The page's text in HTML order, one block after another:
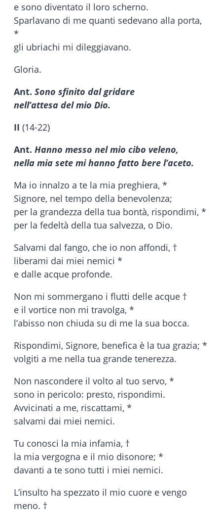
e sono diventato il loro scherno.
Sparlavano di me quanti sedevano alla porta,
*
gli ubriachi mi dileggiavano.
Gloria.
Ant. Sono sfinito dal gridare
nell’attesa del mio Dio.
II (14-22)
Ant. Hanno messo nel mio cibo veleno,
nella mia sete mi hanno fatto bere l’aceto.
Ma io innalzo a te la mia preghiera, *
Signore, nel tempo della benevolenza;
per la grandezza della tua bontà, rispondimi, *
per la fedeltà della tua salvezza, o Dio.
Salvami dal fango, che io non affondi, †
liberami dai miei nemici *
e dalle acque profonde.
Non mi sommergano i flutti delle acque †
e il vortice non mi travolga, *
l’abisso non chiuda su di me la sua bocca.
Rispondimi, Signore, benefica è la tua grazia; *
volgiti a me nella tua grande tenerezza.
Non nascondere il volto al tuo servo, *
sono in pericolo: presto, rispondimi.
Avvicinati a me, riscattami, *
salvami dai miei nemici.
Tu conosci la mia infamia, †
la mia vergogna e il mio disonore; *
davanti a te sono tutti i miei nemici.
L’insulto ha spezzato il mio cuore e vengo
meno. †